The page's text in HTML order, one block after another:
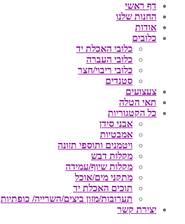
דף ראשי
החנות שלנו
אודות
כלובים
כלובי האכלת יד
כלובי העברה
כלובי ריבוי/חצר
סטנדים
צעצועים
תאי הטלה
כל הקטגוריות
אבני סידן
אמבטיות
ויטמנים ותוספי תזונה
מקלות דבש
מקלות שיוף/עמידה
מתקני מים/אוכל
תוכים האכלת יד
תערובות/מזון ביצים/השרייה/ כופתיות
יצירת קשר